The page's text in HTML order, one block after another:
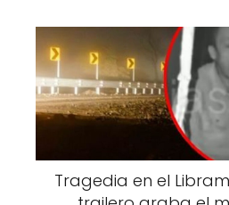
El reconocido psicomago
Jodorowsky, líder de un
y experto en cuestiones
confirmado que quitar la
WhatsApp tiene una
atraer energías
personas. Según
Tragedia en el